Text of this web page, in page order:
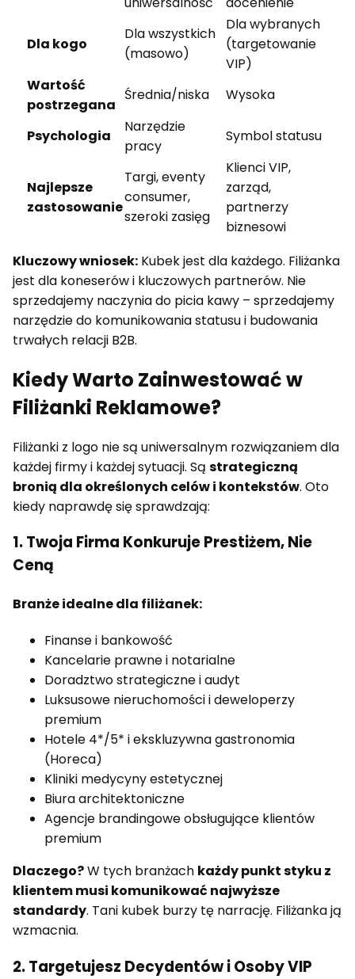
Dla kogo
Dla wszystkich
(masowo)
Dla wybranych
(targetowanie
VIP)
Wartość
postrzegana
Średnia/niska Wysoka
Psychologia
Narzędzie
pracy
Symbol statusu
Najlepsze
zastosowanie
Targi, eventy
consumer,
szeroki zasięg
Klienci VIP,
zarząd,
partnerzy
biznesowi
Kluczowy wniosek: Kubek jest dla każdego. Filiżanka
jest dla koneserów i kluczowych partnerów. Nie
sprzedajemy naczynia do picia kawy – sprzedajemy
narzędzie do komunikowania statusu i budowania
trwałych relacji B2B.
Kiedy Warto Zainwestować w
Filiżanki Reklamowe?
Filiżanki z logo nie są uniwersalnym rozwiązaniem dla
każdej firmy i każdej sytuacji. Są strategiczną
bronią dla określonych celów i kontekstów. Oto
kiedy naprawdę się sprawdzają:
1. Twoja Firma Konkuruje Prestiżem, Nie
Ceną
Branże idealne dla filiżanek:
Finanse i bankowość
Kancelarie prawne i notarialne
Doradztwo strategiczne i audyt
Luksusowe nieruchomości i deweloperzy
premium
Hotele 4*/5* i ekskluzywna gastronomia
(Horeca)
Kliniki medycyny estetycznej
Biura architektoniczne
Agencje brandingowe obsługujące klientów
premium
Dlaczego?W tych branżach każdy punkt styku z
klientem musi komunikować najwyższe
standardy. Tani kubek burzy tę narrację. Filiżanka ją
wzmacnia.
2. Targetujesz Decydentów i Osoby VIP